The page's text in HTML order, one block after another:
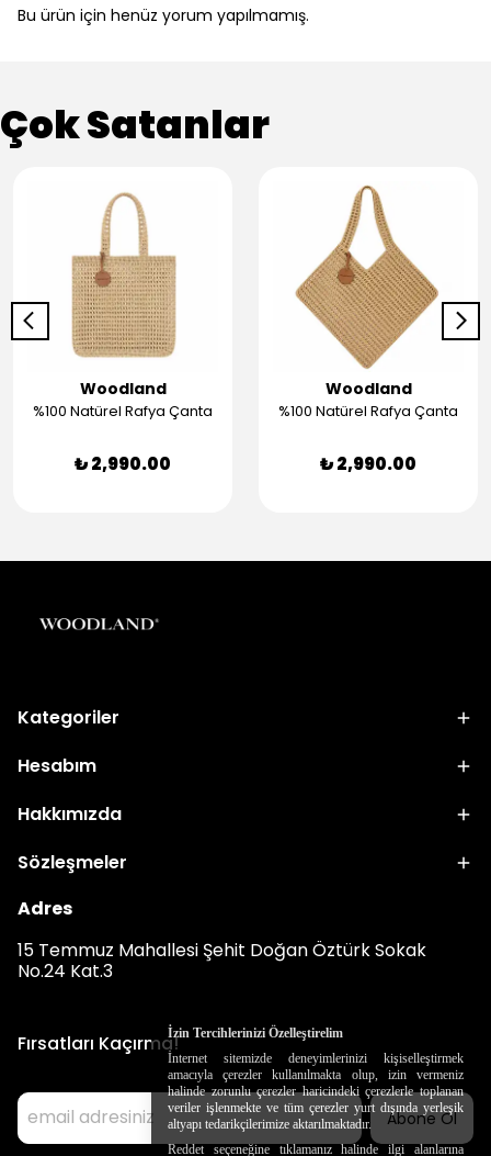
İzin Tercihlerinizi Özelleştirelim
İnternet sitemizde deneyimlerinizi kişiselleştirmek
amacıyla çerezler kullanılmakta olup, izin vermeniz
halinde zorunlu çerezler haricindeki çerezlerle toplanan
veriler işlenmekte ve tüm çerezler yurt dışında yerleşik
altyapı tedarikçilerimize aktarılmaktadır.
Reddet seçeneğine tıklamanız halinde ilgi alanlarına
Bu ürün için henüz yorum yapılmamış.
Çok Satanlar
Woodland
%100 Natürel Rafya Çanta
₺ 2,990.00
Woodland
%100 Natürel Rafya Çanta
₺ 2,990.00
Kategoriler
Hesabım
Hakkımızda
Sözleşmeler
Adres
15 Temmuz Mahallesi Şehit Doğan Öztürk Sokak
No.24 Kat.3
Fırsatları Kaçırma!
Abone Ol